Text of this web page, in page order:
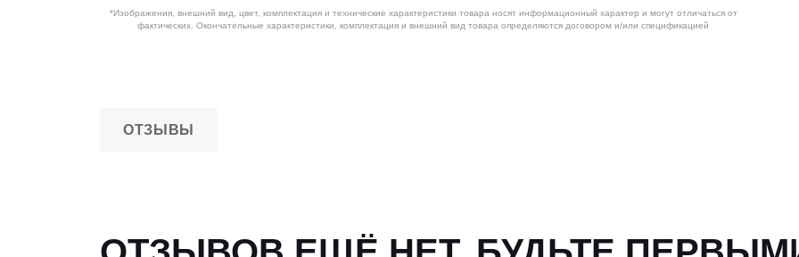
*Изображения, внешний вид, цвет, комплектация и технические характеристики товара носят информационный характер и могут отличаться от
фактических. Окончательные характеристики, комплектация и внешний вид товара определяются договором и/или спецификацией
ОТЗЫВЫ